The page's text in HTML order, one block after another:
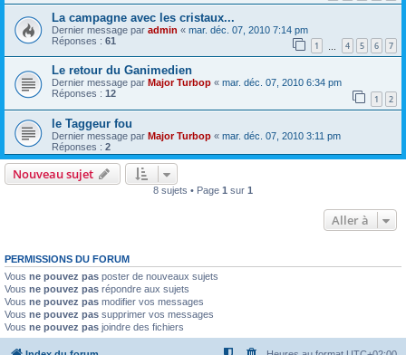
La campagne avec les cristaux...
Dernier message par admin « mar. déc. 07, 2010 7:14 pm
Réponses : 61 1 4 5 6 7
Le retour du Ganimedien
Dernier message par Major Turbop « mar. déc. 07, 2010 6:34 pm
Réponses : 12 1 2
le Taggeur fou
Dernier message par Major Turbop « mar. déc. 07, 2010 3:11 pm
Réponses : 2
Nouveau sujet
8 sujets • Page 1 sur 1
Aller à
PERMISSIONS DU FORUM
Vous ne pouvez pas poster de nouveaux sujets
Vous ne pouvez pas répondre aux sujets
Vous ne pouvez pas modifier vos messages
Vous ne pouvez pas supprimer vos messages
Vous ne pouvez pas joindre des fichiers